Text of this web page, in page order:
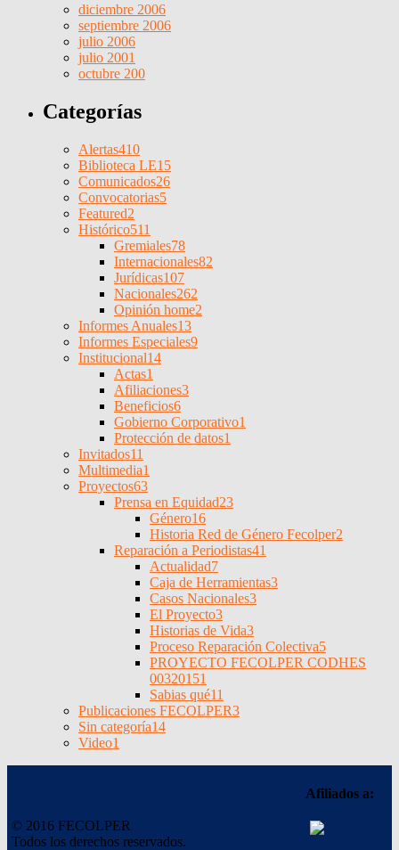
diciembre 2006
septiembre 2006
julio 2006
julio 2001
octubre 200
Categorías
Alertas410
Biblioteca LE15
Comunicados26
Convocatorias5
Featured2
Histórico511
Gremiales78
Internacionales82
Jurídicas107
Nacionales262
Opinión home2
Informes Anuales13
Informes Especiales9
Institucional14
Actas1
Afiliaciones3
Beneficios6
Gobierno Corporativo1
Protección de datos1
Invitados11
Multimedia1
Proyectos63
Prensa en Equidad23
Género16
Historia Red de Género Fecolper2
Reparación a Periodistas41
Actualidad7
Caja de Herramientas3
Casos Nacionales3
El Proyecto3
Historias de Vida3
Proceso Reparación Colectiva5
PROYECTO FECOLPER CODHES
00320151
Sabias qué11
Publicaciones FECOLPER3
Sin categoría14
Video1
© 2016 FECOLPER
Todos los derechos reservados.
Afiliados a: